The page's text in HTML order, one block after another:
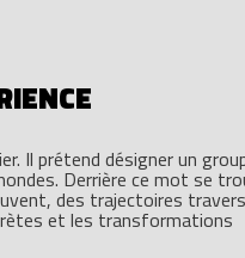
Il prétend désigner un
Derrière ce mot se
des trajectoires
et les transformations